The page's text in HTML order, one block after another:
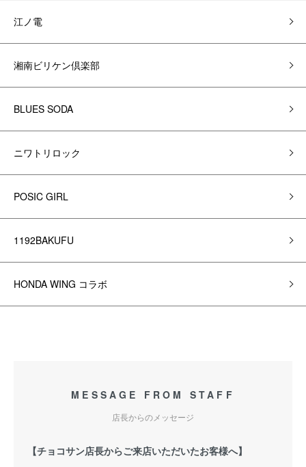
江ノ電
湘南ビリケン倶楽部
BLUES SODA
ニワトリロック
POSIC GIRL
1192BAKUFU
HONDA WING コラボ
MESSAGE FROM STAFF
店長からのメッセージ
【チョコサン店長からご来店いただいたお客様へ】